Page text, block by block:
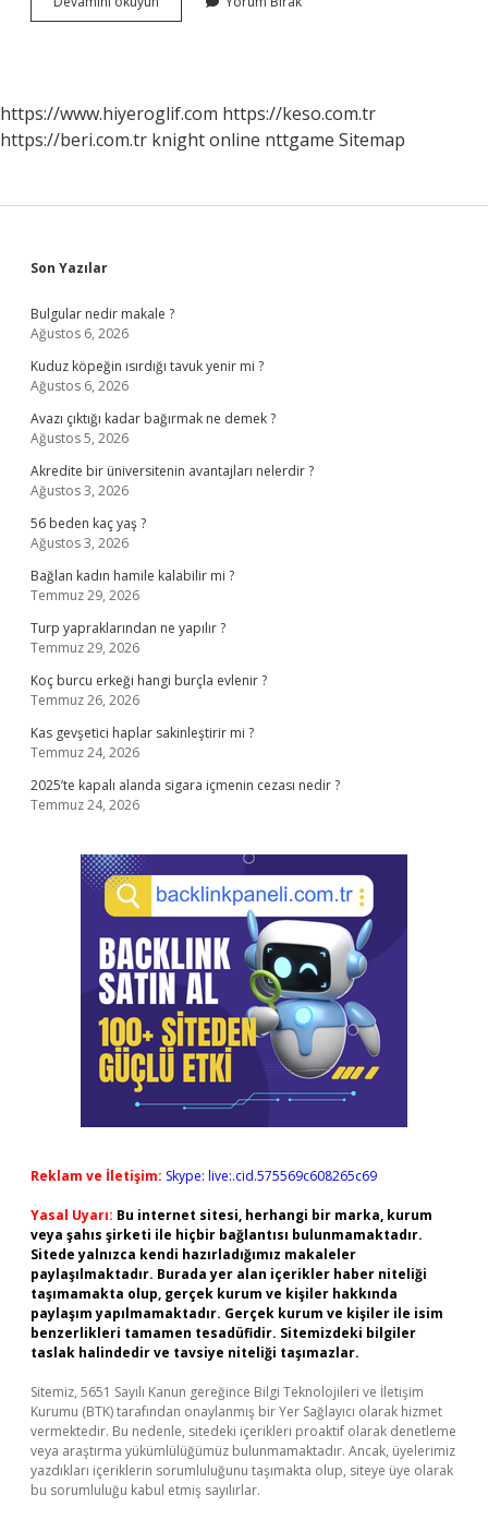
Çikolata
https://www.hiyeroglif.com https://keso.com.tr
https://beri.com.tr knight online nttgame Sitemap
Sidebar
Son Yazılar
Bulgular nedir makale ?
Ağustos 6, 2026
Kuduz köpeğin ısırdığı tavuk yenir mi ?
Ağustos 6, 2026
Avazı çıktığı kadar bağırmak ne demek ?
Ağustos 5, 2026
Akredite bir üniversitenin avantajları nelerdir ?
Ağustos 3, 2026
56 beden kaç yaş ?
Ağustos 3, 2026
Bağlan kadın hamile kalabilir mi ?
Temmuz 29, 2026
Turp yapraklarından ne yapılır ?
Temmuz 29, 2026
Koç burcu erkeği hangi burçla evlenir ?
Temmuz 26, 2026
Kas gevşetici haplar sakinleştirir mi ?
Temmuz 24, 2026
2025’te kapalı alanda sigara içmenin cezası nedir ?
Temmuz 24, 2026
Reklam ve İletişim: Skype: live:.cid.575569c608265c69
Yasal Uyarı: Bu internet sitesi, herhangi bir marka, kurum
veya şahıs şirketi ile hiçbir bağlantısı bulunmamaktadır.
Sitede yalnızca kendi hazırladığımız makaleler
paylaşılmaktadır. Burada yer alan içerikler haber niteliği
taşımamakta olup, gerçek kurum ve kişiler hakkında
paylaşım yapılmamaktadır. Gerçek kurum ve kişiler ile isim
benzerlikleri tamamen tesadüfidir. Sitemizdeki bilgiler
taslak halindedir ve tavsiye niteliği taşımazlar.
Sitemiz, 5651 Sayılı Kanun gereğince Bilgi Teknolojileri ve İletişim
Kurumu (BTK) tarafından onaylanmış bir Yer Sağlayıcı olarak hizmet
vermektedir. Bu nedenle, sitedeki içerikleri proaktif olarak denetleme
veya araştırma yükümlülüğümüz bulunmamaktadır. Ancak, üyelerimiz
yazdıkları içeriklerin sorumluluğunu taşımakta olup, siteye üye olarak
bu sorumluluğu kabul etmiş sayılırlar.